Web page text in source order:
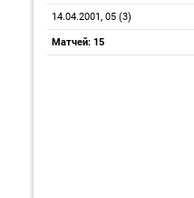
14.04.2001, 05 (3)
Матчей: 15